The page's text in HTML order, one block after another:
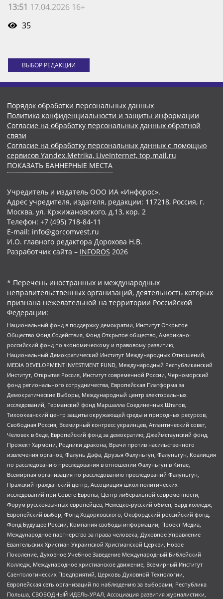
13:51 17.04.2026 16+
35
ВЫБОР РЕДАКЦИИ
Порядок обработки персональных данных
Политика конфиденциальности и защиты информации
Согласие на обработку персональных данных обратной
связи
Согласие на обработку персональных данных с помощью
сервисов Yandex.Metrika, LiveInternet, top.mail.ru
ПОКАЗАТЬ БАННЕРНЫЕ МЕСТА
Учредитель и издатель ООО ИА «Инфорос».
Адрес учредителя, издателя, редакции: 117218, Россия, г.
Москва, ул. Кржижановского, д.13, кор. 2
Телефон: +7 (495) 718-84-11
E-mail: info@gorcomvest.ru
И.О. главного редактора Дорохова Н.В.
Разработчик сайта – INFOROS 2026
* Перечень иностранных и международных
неправительственных организаций, деятельность которых
признана нежелательной на территории Российской
Федерации:
Национальный фонд в поддержку демократии, Институт Открытое
Общество Фонд Содействия, Фонд Открытое общество, Американо-
российский фонд по экономическому и правовому развитию,
Национальный Демократический Институт Международных Отношений,
MEDIA DEVELOPMENT INVESTMENT FUND, Международный Республиканский
Институт, Открытая Россия, Институт современной России, Черноморский
фонд регионального сотрудничества, Европейская Платформа за
Демократические Выборы, Международный центр электоральных
исследований, Германский фонд Маршалла Соединенных Штатов,
Тихоокеанский центр защиты окружающей среды и природных ресурсов,
Свободная Россия, Всемирный конгресс украинцев, Атлантический совет,
Человек в беде, Европейский фонд за демократию, Джеймстаунский фонд,
Прожект Хармони, Родники дракона, Врачи против насильственного
извлечения органов, Фалунь Дафа, Друзья Фалуньгун, Фалуньгун, Коалиция
по расследованию преследования в отношении Фалуньгун в Китае,
Всемирная организация по расследованию преследований Фалуньгун,
Пражский гражданский центр, Ассоциация школ политических
исследований при Совете Европы, Центр либеральной современности,
Форум русскоязычных европейцев, Немецко-русский обмен, Бард колледж,
Европейский выбор, Фонд Ходорковского, Оксфордский российский фонд,
Фонд Будущее России, Компания свободы информации, Проект Медиа,
Международное партнерство за права человека, Духовное Управление
Евангельских Христиан Украинской Христианской Церкви, Новое
Поколение, Духовное Учебное Заведение Международный Библейский
Колледж, Международное христианское движение, Всемирный Институт
Саентологических Предприятий, Церковь Духовной Технологии,
Европейская сеть организаций по наблюдению за выборами, Республика
Польша, СВОБОДНЫЙ ИДЕЛЬ-УРАЛ, Ассоциация развития журналистики,